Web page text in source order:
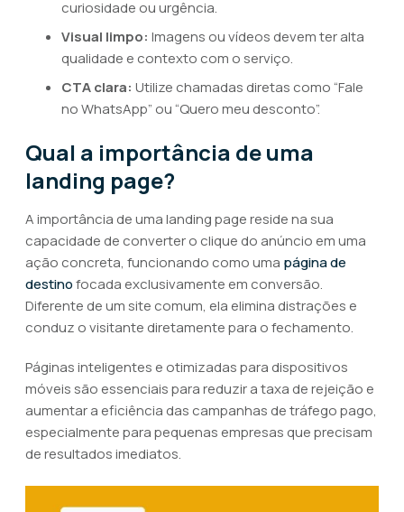
curiosidade ou urgência.
Visual limpo: Imagens ou vídeos devem ter alta
qualidade e contexto com o serviço.
CTA clara: Utilize chamadas diretas como “Fale
no WhatsApp” ou “Quero meu desconto”.
Qual a importância de uma
landing page?
A importância de uma landing page reside na sua
capacidade de converter o clique do anúncio em uma
ação concreta, funcionando como uma página de
destinofocada exclusivamente em conversão.
Diferente de um site comum, ela elimina distrações e
conduz o visitante diretamente para o fechamento.
Páginas inteligentes e otimizadas para dispositivos
móveis são essenciais para reduzir a taxa de rejeição e
aumentar a eficiência das campanhas de tráfego pago,
especialmente para pequenas empresas que precisam
de resultados imediatos.